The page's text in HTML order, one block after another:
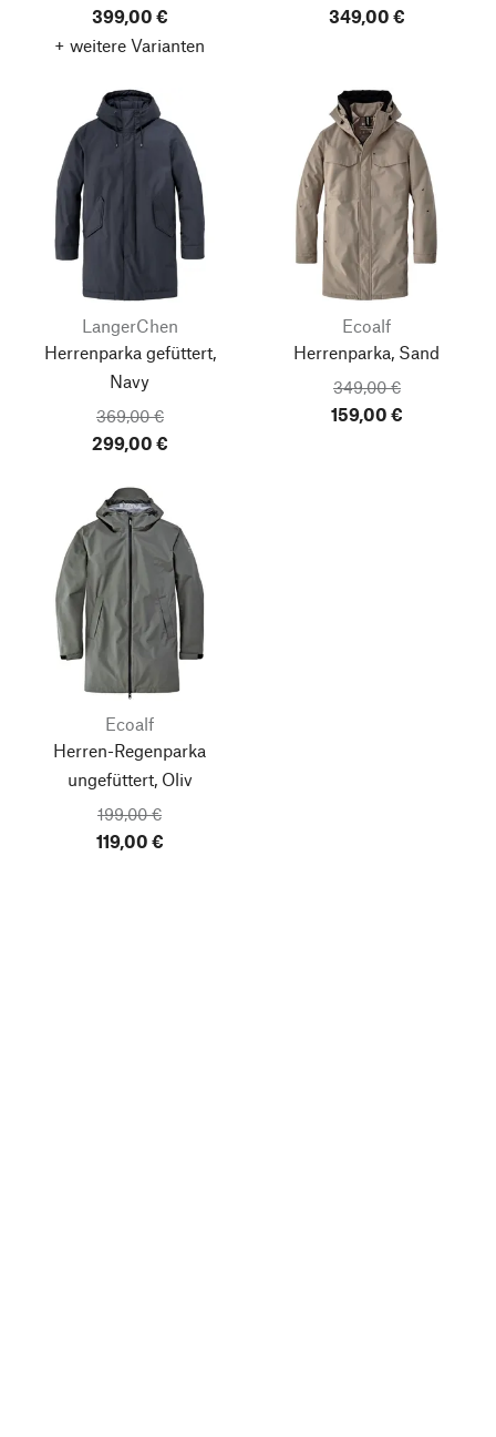
399,00 €
+ weitere Varianten
349,00 €
LangerChen
Herrenparka gefüttert,
Navy
369,00 €
299,00 €
Ecoalf
Herrenparka, Sand
349,00 €
159,00 €
Ecoalf
Herren-Regenparka
ungefüttert, Oliv
199,00 €
119,00 €